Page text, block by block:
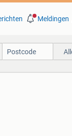
Meldingen